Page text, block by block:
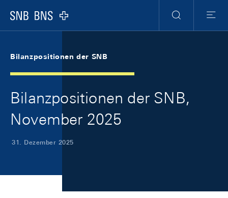
Logo
Suche
Menu
Bilanzpositionen der SNB
Bilanzpositionen der SNB,
November 2025
31. Dezember 2025